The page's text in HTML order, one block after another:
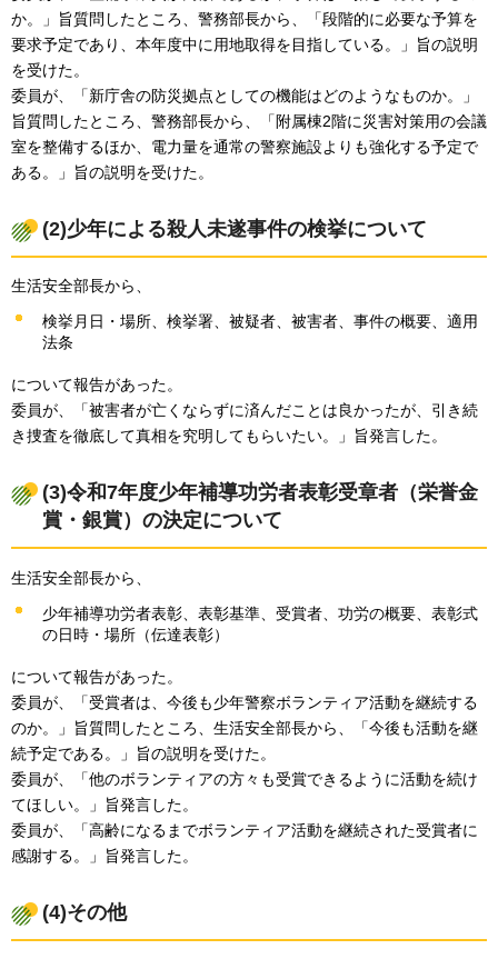
か。」旨質問したところ、警務部長から、「段階的に必要な予算を
要求予定であり、本年度中に用地取得を目指している。」旨の説明
を受けた。
委員が、「新庁舎の防災拠点としての機能はどのようなものか。」
旨質問したところ、警務部長から、「附属棟2階に災害対策用の会議
室を整備するほか、電力量を通常の警察施設よりも強化する予定で
ある。」旨の説明を受けた。
(2)少年による殺人未遂事件の検挙について
生活安全部長から、
検挙月日・場所、検挙署、被疑者、被害者、事件の概要、適用
法条
について報告があった。
委員が、「被害者が亡くならずに済んだことは良かったが、引き続
き捜査を徹底して真相を究明してもらいたい。」旨発言した。
(3)令和7年度少年補導功労者表彰受章者（栄誉金
賞・銀賞）の決定について
生活安全部長から、
少年補導功労者表彰、表彰基準、受賞者、功労の概要、表彰式
の日時・場所（伝達表彰）
について報告があった。
委員が、「受賞者は、今後も少年警察ボランティア活動を継続する
のか。」旨質問したところ、生活安全部長から、「今後も活動を継
続予定である。」旨の説明を受けた。
委員が、「他のボランティアの方々も受賞できるように活動を続け
てほしい。」旨発言した。
委員が、「高齢になるまでボランティア活動を継続された受賞者に
感謝する。」旨発言した。
(4)その他